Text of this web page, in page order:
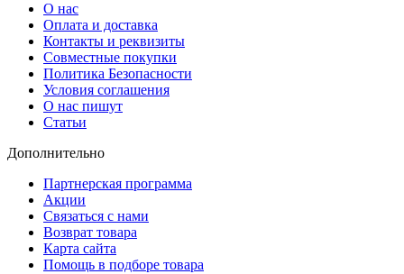
О нас
Оплата и доставка
Контакты и реквизиты
Совместные покупки
Политика Безопасности
Условия соглашения
О нас пишут
Статьи
Дополнительно
Партнерская программа
Акции
Связаться с нами
Возврат товара
Карта сайта
Помощь в подборе товара